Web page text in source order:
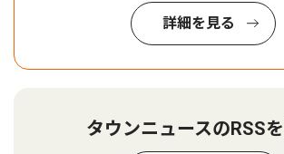
詳細を見る
タウンニュースのRSS